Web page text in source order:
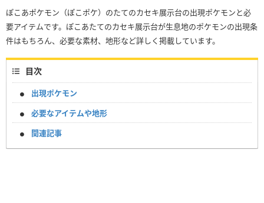
ぽこあポケモン（ぽこポケ）のたてのカセキ展示台の出現ポケモンと必
要アイテムです。ぽこあたてのカセキ展示台が生息地のポケモンの出現条
件はもちろん、必要な素材、地形など詳しく掲載しています。
目次
出現ポケモン
必要なアイテムや地形
関連記事